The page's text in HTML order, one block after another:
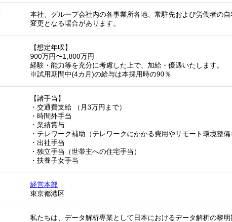
本社、グループ会社内の各事業所各地、常駐先および労働者の
変更となる場合があります。
【想定年収】
900万円〜1,800万円
経験・能力等を充分に考慮した上で、加給・優遇いたします。
※試用期間中(4カ月)の給与は本採用時の90％
【諸手当】
・交通費支給 （月3万円まで）
・時間外手当
・業績賞与
・テレワーク補助（テレワークにかかる費用やリモート環境整
・出社手当
・独立手当（世帯主への住宅手当）
・扶養子女手当
経営本部
東京都港区
私たちは、データ解析専業として日本におけるデータ解析の黎